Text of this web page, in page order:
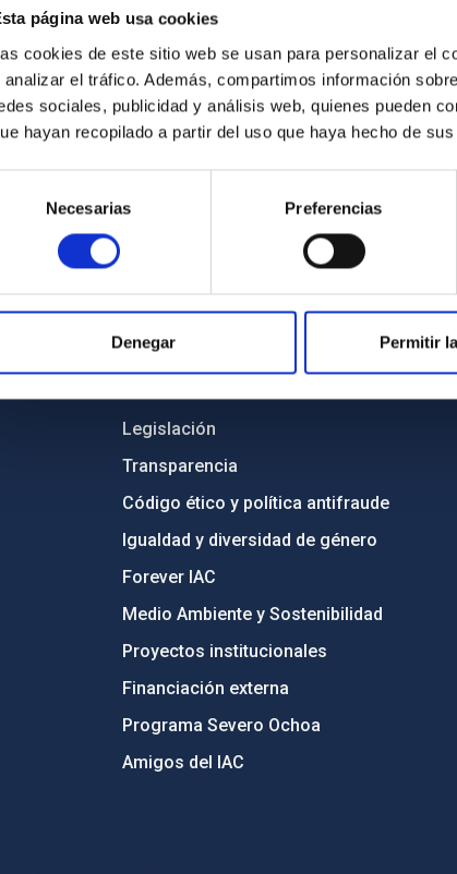
página web usa cookies
cookies de este sitio web se usan para personalizar el
analizar el tráfico. Además, compartimos información
sociales, publicidad y análisis web, quienes pueden
hayan recopilado a partir del uso que haya hecho de
Necesarias Preferencias
Denegar Permitir
en función del número de Rossby (relación entre el periodo de
en función del tipo espectral. En el caso de las enanas G y K se
actividad magnética del Sol entre el mínimo y el máximo del ciclo de
22/04/2025
Legislación
Transparencia
Código ético y política antifraude
Igualdad y diversidad de género
Forever IAC
Medio Ambiente y Sostenibilidad
Proyectos institucionales
Financiación externa
Programa Severo Ochoa
Amigos del IAC